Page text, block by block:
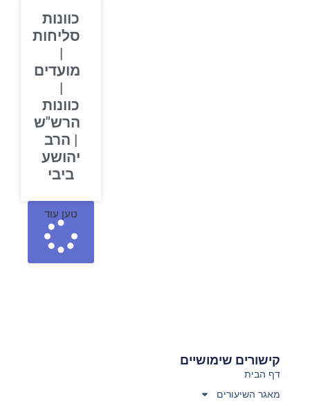
כוונות
סליחות
מועדים
כוונות
הרש"ש
| הרב
יהושע
ביבי
טען עוד
קישורים שימושיים
דף הבית
מאגר השיעורים